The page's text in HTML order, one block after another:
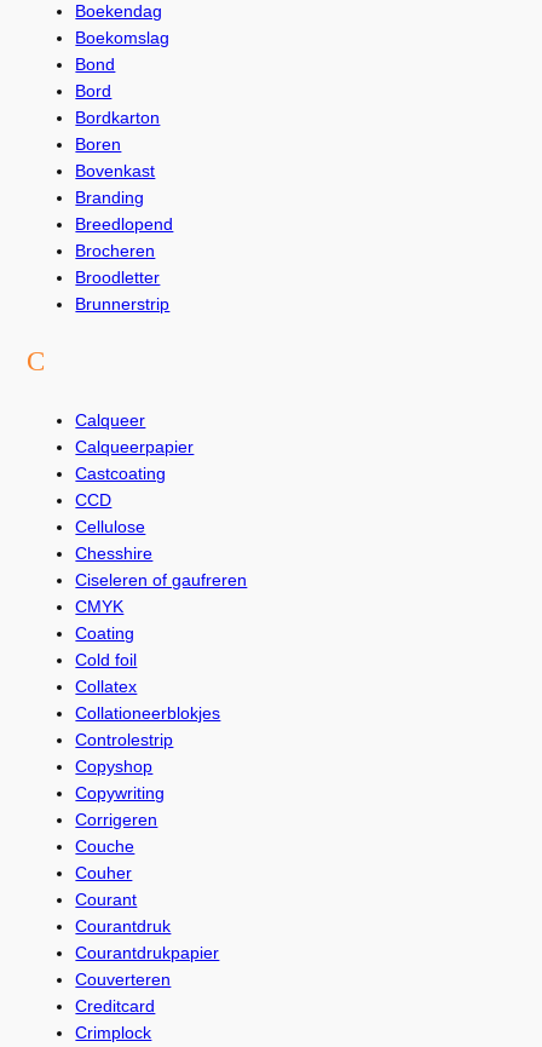
Boekendag
Boekomslag
Bond
Bord
Bordkarton
Boren
Bovenkast
Branding
Breedlopend
Brocheren
Broodletter
Brunnerstrip
C
Calqueer
Calqueerpapier
Castcoating
CCD
Cellulose
Chesshire
Ciseleren of gaufreren
CMYK
Coating
Cold foil
Collatex
Collationeerblokjes
Controlestrip
Copyshop
Copywriting
Corrigeren
Couche
Couher
Courant
Courantdruk
Courantdrukpapier
Couverteren
Creditcard
Crimplock